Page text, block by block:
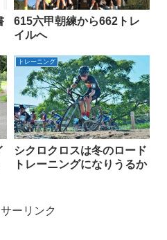
615六甲朝練から662トレ
イルへ
トレーニング
シクロクロスは冬のロード
トレーニングになりうるか
ーリンク